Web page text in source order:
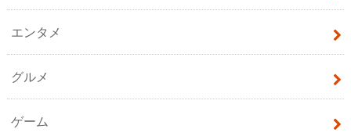
エンタメ
グルメ
ゲーム